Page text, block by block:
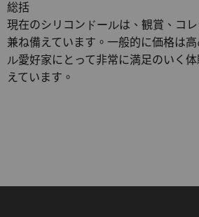
総括
現在のシリコン ドールは、観賞、コ
兼ね備えています。一般的に価格は高
ル愛好家にとって非常に満足のいく
えています。